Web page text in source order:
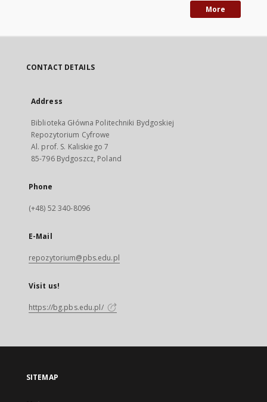
More
CONTACT DETAILS
Address
Biblioteka Główna Politechniki Bydgoskiej
Repozytorium Cyfrowe
Al. prof. S. Kaliskiego 7
85-796 Bydgoszcz, Poland
Phone
(+48) 52 340-8096
E-Mail
repozytorium@pbs.edu.pl
Visit us!
https://bg.pbs.edu.pl/
SITEMAP